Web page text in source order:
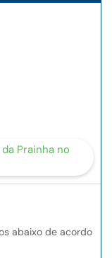
Prainha no
abaixo de acordo